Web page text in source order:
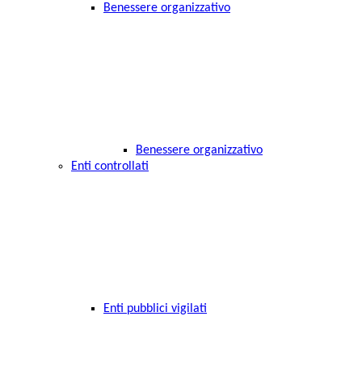
Benessere organizzativo
Benessere organizzativo
Enti controllati
Enti pubblici vigilati